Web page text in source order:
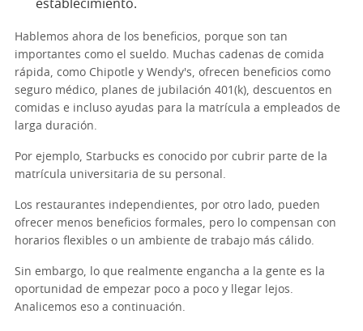
establecimiento.
Hablemos ahora de los beneficios, porque son tan
importantes como el sueldo. Muchas cadenas de comida
rápida, como Chipotle y Wendy's, ofrecen beneficios como
seguro médico, planes de jubilación 401(k), descuentos en
comidas e incluso ayudas para la matrícula a empleados de
larga duración.
Por ejemplo, Starbucks es conocido por cubrir parte de la
matrícula universitaria de su personal.
Los restaurantes independientes, por otro lado, pueden
ofrecer menos beneficios formales, pero lo compensan con
horarios flexibles o un ambiente de trabajo más cálido.
Sin embargo, lo que realmente engancha a la gente es la
oportunidad de empezar poco a poco y llegar lejos.
Analicemos eso a continuación.